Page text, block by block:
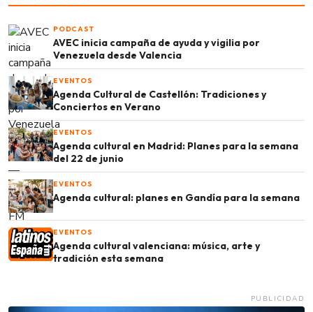
PODCAST
AVEC inicia campaña de ayuda y vigilia por
Venezuela desde Valencia
EVENTOS
Agenda Cultural de Castellón: Tradiciones y
Conciertos en Verano
EVENTOS
Agenda cultural en Madrid: Planes para la semana
del 22 de junio
EVENTOS
Agenda cultural: planes en Gandía para la semana
EVENTOS
Agenda cultural valenciana: música, arte y
tradición esta semana
PUBLICIDAD